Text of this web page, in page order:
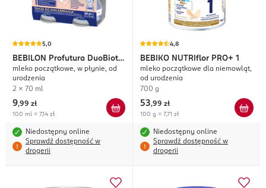
5,0
BEBILON
Profutura DuoBiotik
1
mleko początkowe, w płynie, od
urodzenia
2 x 70 ml
9,99 zł
100 ml = 7,14 zł
Niedostępny online
Sprawdź dostępność w
drogerii
4,8
BEBIKO NUTRIflor PRO+ 1
mleko początkowe dla niemowląt,
od urodzenia
700 g
53,99 zł
100 g = 7,71 zł
Niedostępny online
Sprawdź dostępność w
drogerii